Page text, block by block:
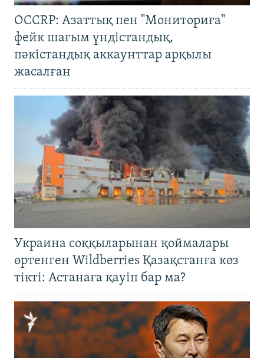
OCCRP: Азаттық пен "Мониториға"
фейк шағым үндістандық,
пәкістандық аккаунттар арқылы
жасалған
Украина соққыларынан қоймалары
өртенген Wildberries Қазақстанға көз
тікті: Астанаға қауіп бар ма?